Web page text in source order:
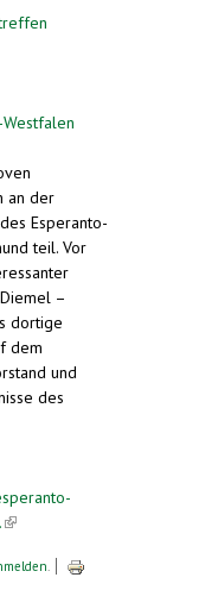
an der
Esperanto-
teil. Vor
–
dortige
dem
und
des
(link is external)